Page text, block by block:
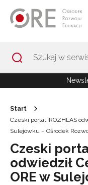
Start
Czeski portal iROZHLAS
Sulejówku – Ośrodek
Czeski
odwiedził
ORE w